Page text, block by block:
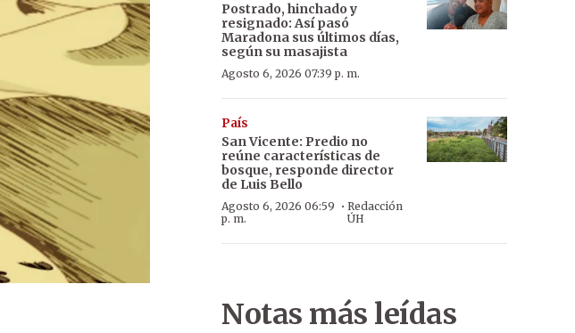
Postrado, hinchado y
resignado: Así pasó
Maradona sus últimos días,
según su masajista
Agosto 6, 2026 07:39 p. m.
País
San Vicente: Predio no
reúne características de
bosque, responde director
de Luis Bello
Agosto 6, 2026 06:59
p. m.
· Redacción
ÚH
Notas más leídas